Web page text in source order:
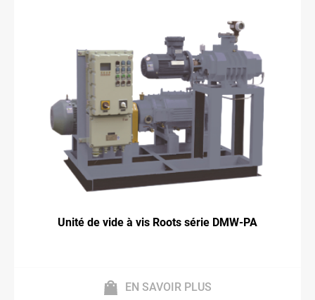
Unité de vide à vis Roots série DMW-PA
EN SAVOIR PLUS